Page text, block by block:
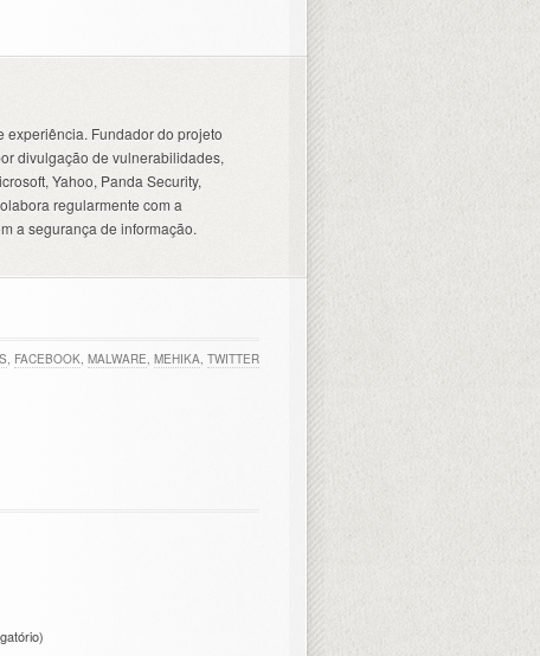
experiência. Fundador do projeto
divulgação de vulnerabilidades,
Yahoo, Panda Security,
regularmente com a
a segurança de informação.
, FACEBOOK, MALWARE, MEHIKA, TWITTER